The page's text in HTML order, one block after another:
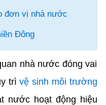
đơn vị nhà nước
Đông
nhà nước đóng vai
trìvệ sinh môi trường
nước hoạt động hiệu